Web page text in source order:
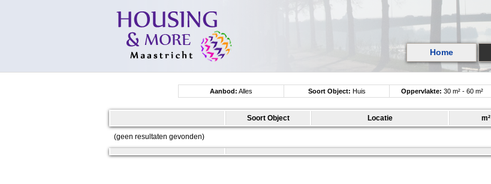
Home
Aanbod: Alles Soort Object: Huis Oppervlakte: 30 m² - 60 m²
Soort Object Locatie m²
(geen resultaten gevonden)